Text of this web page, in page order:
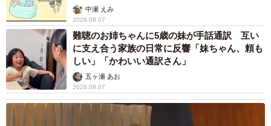
中瀬 えみ
2026.08.07
難聴のお姉ちゃんに5歳の妹が手話通訳 互い
に支え合う家族の日常に反響「妹ちゃん、頼も
しい」「かわいい通訳さん」
五ヶ瀬 あお
2026.08.07